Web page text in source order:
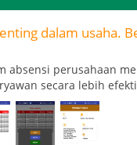
dalam usaha.
absensi perusahaan
secara lebih